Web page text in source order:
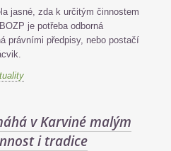
jasné, zda k určitým činnostem
je potřeba odborná
právními předpisy, nebo postačí
v Karviné malým
i tradice